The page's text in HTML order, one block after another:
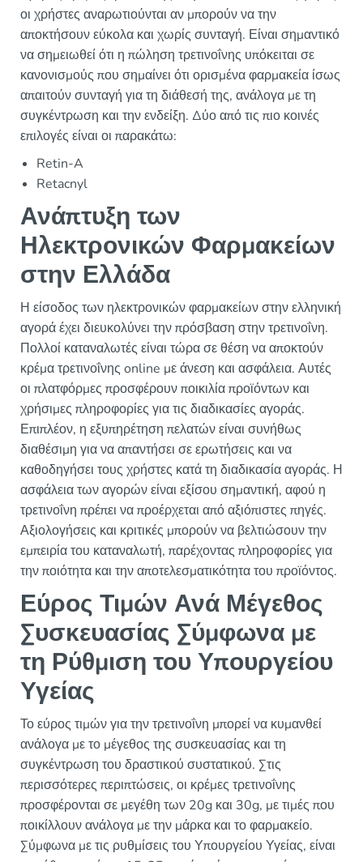
οι χρήστες αναρωτιούνται αν μπορούν να την
αποκτήσουν εύκολα και χωρίς συνταγή. Είναι σημαντικό
να σημειωθεί ότι η πώληση τρετινοΐνης υπόκειται σε
κανονισμούς που σημαίνει ότι ορισμένα φαρμακεία ίσως
απαιτούν συνταγή για τη διάθεσή της, ανάλογα με τη
συγκέντρωση και την ενδείξη. Δύο από τις πιο κοινές
επιλογές είναι οι παρακάτω:
Retin-A
Retacnyl
Ανάπτυξη των
Ηλεκτρονικών Φαρμακείων
στην Ελλάδα
Η είσοδος των ηλεκτρονικών φαρμακείων στην ελληνική
αγορά έχει διευκολύνει την πρόσβαση στην τρετινοΐνη.
Πολλοί καταναλωτές είναι τώρα σε θέση να αποκτούν
κρέμα τρετινοΐνης online με άνεση και ασφάλεια. Αυτές
οι πλατφόρμες προσφέρουν ποικιλία προϊόντων και
χρήσιμες πληροφορίες για τις διαδικασίες αγοράς.
Επιπλέον, η εξυπηρέτηση πελατών είναι συνήθως
διαθέσιμη για να απαντήσει σε ερωτήσεις και να
καθοδηγήσει τους χρήστες κατά τη διαδικασία αγοράς. Η
ασφάλεια των αγορών είναι εξίσου σημαντική, αφού η
τρετινοΐνη πρέπει να προέρχεται από αξιόπιστες πηγές.
Αξιολογήσεις και κριτικές μπορούν να βελτιώσουν την
εμπειρία του καταναλωτή, παρέχοντας πληροφορίες για
την ποιότητα και την αποτελεσματικότητα του προϊόντος.
Εύρος Τιμών Ανά Μέγεθος
Συσκευασίας Σύμφωνα με
τη Ρύθμιση του Υπουργείου
Υγείας
Το εύρος τιμών για την τρετινοΐνη μπορεί να κυμανθεί
ανάλογα με το μέγεθος της συσκευασίας και τη
συγκέντρωση του δραστικού συστατικού. Στις
περισσότερες περιπτώσεις, οι κρέμες τρετινοΐνης
προσφέρονται σε μεγέθη των 20g και 30g, με τιμές που
ποικίλλουν ανάλογα με την μάρκα και το φαρμακείο.
Σύμφωνα με τις ρυθμίσεις του Υπουργείου Υγείας, είναι